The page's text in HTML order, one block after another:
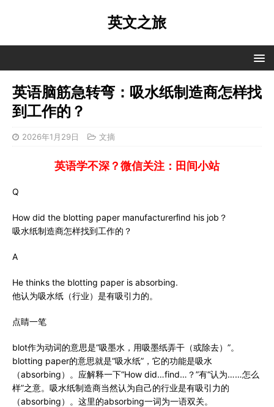
英文之旅
英语脑筋急转弯：吸水纸制造商怎样找
到工作的？
2026年1月29日 文摘
英语学不深？微信关注：田间小站
Q
How did the blotting paper manufacturerﬁnd his job？
吸水纸制造商怎样找到工作的？
A
He thinks the blotting paper is absorbing.
他认为吸水纸（行业）是有吸引力的。
点睛一笔
blot作为动词的意思是“吸墨水，用吸墨纸弄干（或除去）”。
blotting paper的意思就是“吸水纸”，它的功能是吸水
（absorbing）。应解释一下“How did…find…？”有“认为……怎么
样”之意。吸水纸制造商当然认为自己的行业是有吸引力的
（absorbing）。这里的absorbing一词为一语双关。